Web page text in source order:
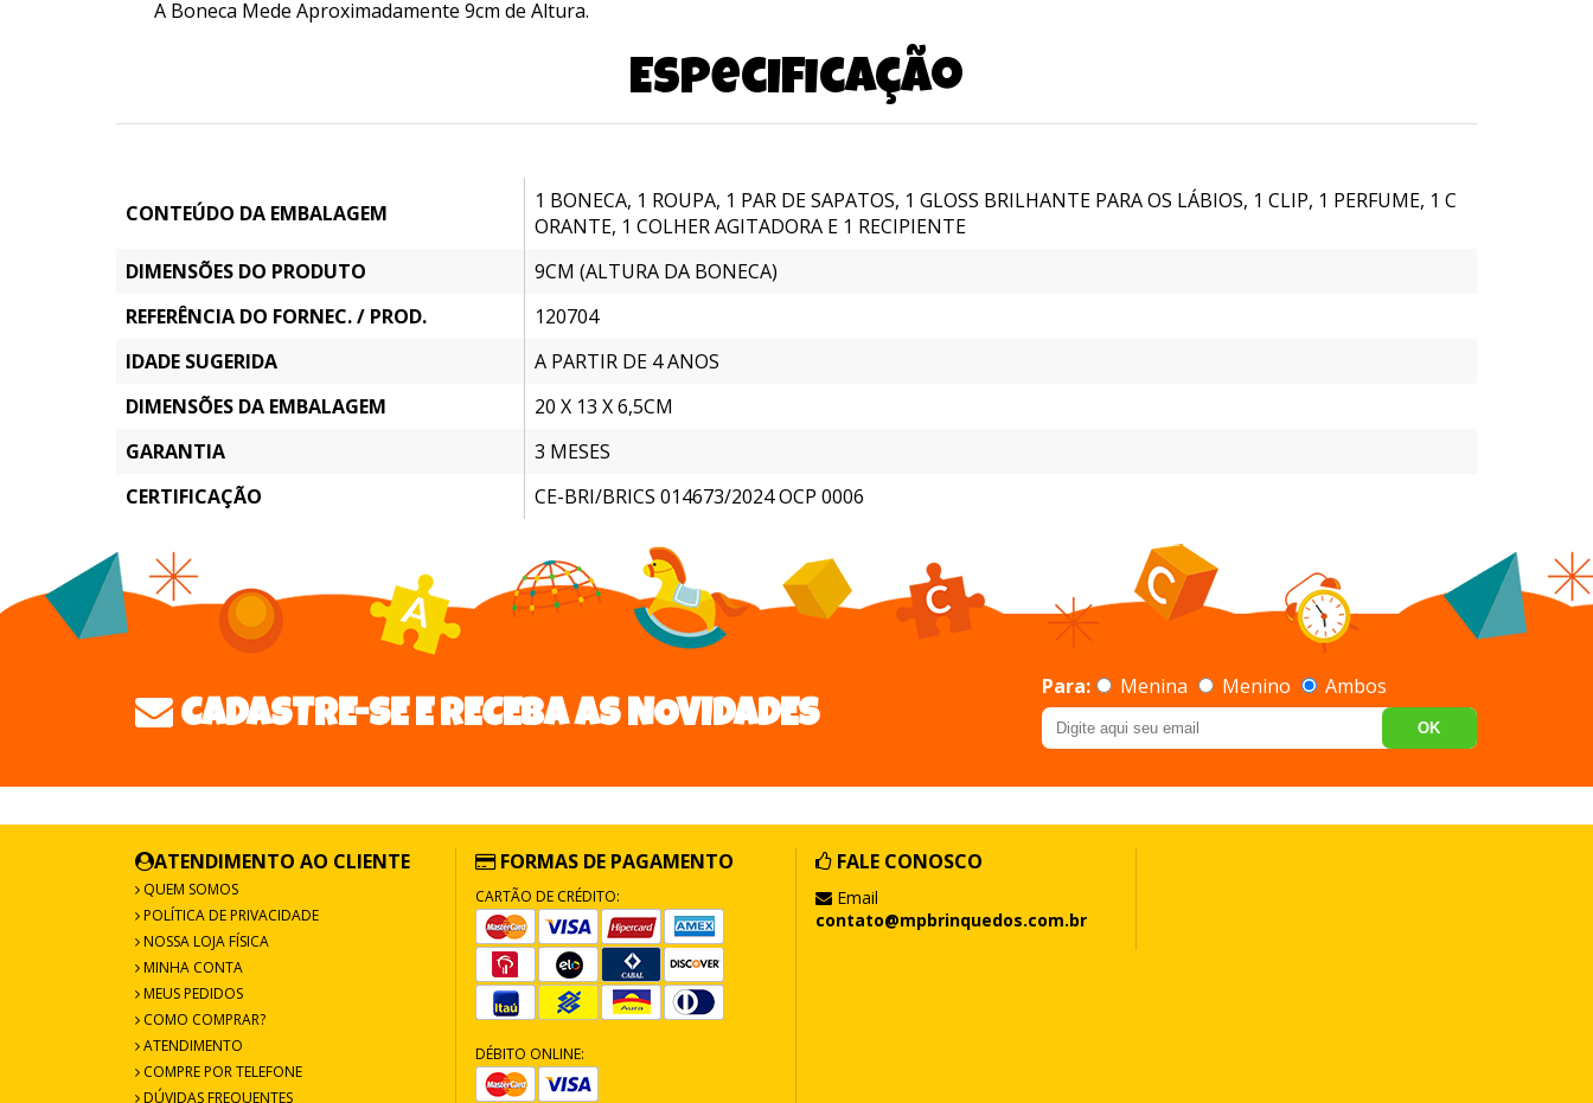
A Boneca Mede Aproximadamente 9cm de Altura.
Especificação
CONTEÚDO DA EMBALAGEM
1 BONECA, 1 ROUPA, 1 PAR DE SAPATOS, 1 GLOSS BRILHANTE PARA OS LÁBIOS, 1 CLIP, 1 PERFUME, 1 C
ORANTE, 1 COLHER AGITADORA E 1 RECIPIENTE
DIMENSÕES DO PRODUTO
9CM (ALTURA DA BONECA)
REFERÊNCIA DO FORNEC. / PROD.
120704
IDADE SUGERIDA
A PARTIR DE 4 ANOS
DIMENSÕES DA EMBALAGEM
20 X 13 X 6,5CM
GARANTIA
3 MESES
CERTIFICAÇÃO
CE-BRI/BRICS 014673/2024 OCP 0006
CADASTRE-SE E RECEBA AS NOVIDADES
Para: Menina Menino Ambos
OK
ATENDIMENTO AO CLIENTE
QUEM SOMOS
POLÍTICA DE PRIVACIDADE
NOSSA LOJA FÍSICA
MINHA CONTA
MEUS PEDIDOS
COMO COMPRAR?
ATENDIMENTO
COMPRE POR TELEFONE
DÚVIDAS FREQUENTES
FORMAS DE PAGAMENTO
CARTÃO DE CRÉDITO:
DÉBITO ONLINE:
FALE CONOSCO
Email
contato@mpbrinquedos.com.br